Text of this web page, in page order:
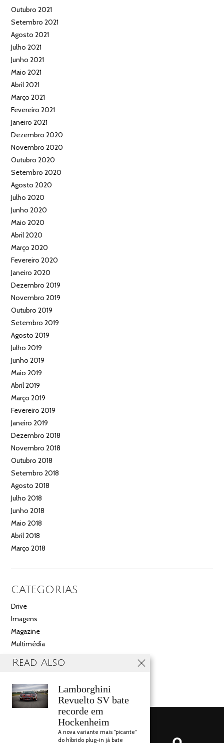
Outubro 2021
Setembro 2021
Agosto 2021
Julho 2021
Junho 2021
Maio 2021
Abril 2021
Março 2021
Fevereiro 2021
Janeiro 2021
Dezembro 2020
Novembro 2020
Outubro 2020
Setembro 2020
Agosto 2020
Julho 2020
Junho 2020
Maio 2020
Abril 2020
Março 2020
Fevereiro 2020
Janeiro 2020
Dezembro 2019
Novembro 2019
Outubro 2019
Setembro 2019
Agosto 2019
Julho 2019
Junho 2019
Maio 2019
Abril 2019
Março 2019
Fevereiro 2019
Janeiro 2019
Dezembro 2018
Novembro 2018
Outubro 2018
Setembro 2018
Agosto 2018
Julho 2018
Junho 2018
Maio 2018
Abril 2018
Março 2018
CATEGORIAS
Drive
Imagens
Magazine
Multimédia
Read Also
Lamborghini
Revuelto SV bate
recorde em
Hockenheim
A nova variante mais “picante”
do híbrido plug-in já bate